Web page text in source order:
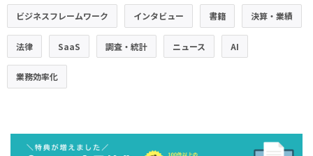
ビジネスフレームワーク インタビュー 書籍 決算・業績
法律 SaaS 調査・統計 ニュース AI
業務効率化